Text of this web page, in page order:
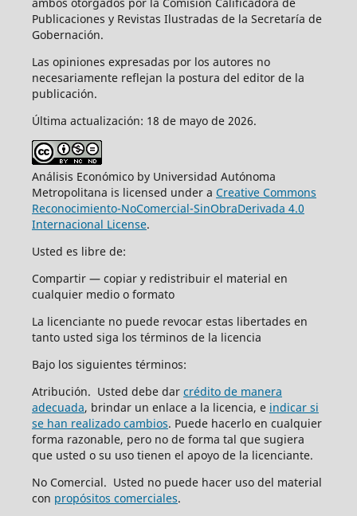
Publicaciones y Revistas Ilustradas de la Secretaría de
Gobernación.
Las opiniones expresadas por los autores no
necesariamente reflejan la postura del editor de la
publicación.
Última actualización: 18 de mayo de 2026.
Análisis Económico by Universidad Autónoma
Metropolitana is licensed under a Creative Commons
Reconocimiento-NoComercial-SinObraDerivada 4.0
Internacional License.
Usted es libre de:
Compartir — copiar y redistribuir el material en
cualquier medio o formato
La licenciante no puede revocar estas libertades en
tanto usted siga los términos de la licencia
Bajo los siguientes términos:
Atribución. Usted debe dar crédito de manera
adecuada, brindar un enlace a la licencia, e indicar si
se han realizado cambios. Puede hacerlo en cualquier
forma razonable, pero no de forma tal que sugiera
que usted o su uso tienen el apoyo de la licenciante.
No Comercial. Usted no puede hacer uso del material
con propósitos comerciales.